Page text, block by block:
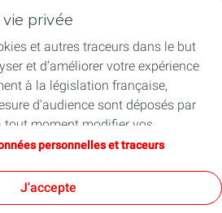
privée
et autres traceurs dans le but
et d’améliorer votre expérience
à la législation française,
d'audience sont déposés par
tout moment modifier vos
cliquant sur le bouton « Gérer
l’ensemble des cookies. Dans le
« Je refuse », seuls les cookies
personnelles et traceurs
J'accepte